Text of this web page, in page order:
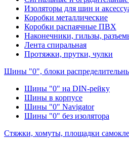
Изоляторы для шин и
Коробки металлические
Коробки распаячные ПВХ
Наконечники, гильзы,
Лента спиральная
Протяжки, прутки, чулки
Шины "0", блоки
Шины "0" на DIN-рейку
Шины в корпусе
Шины "0" Navigator
Шины "0" без изолятора
Стяжки, хомуты, площадки